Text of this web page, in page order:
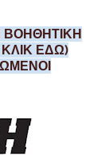
ΒΟΗΘΗΤΙΚΗ
ΚΛΙΚ ΕΔΩ)